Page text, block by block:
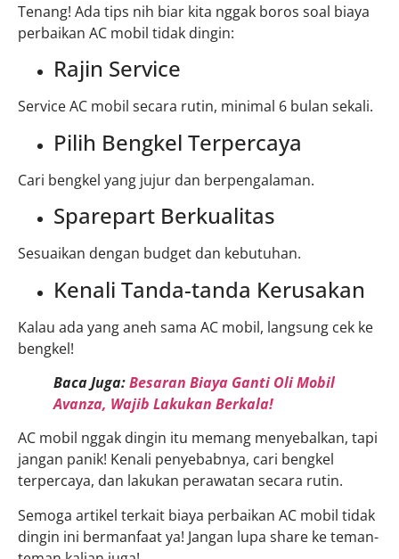
Tenang! Ada tips nih biar kita nggak boros soal biaya
perbaikan AC mobil tidak dingin:
Rajin Service
Service AC mobil secara rutin, minimal 6 bulan sekali.
Pilih Bengkel Terpercaya
Cari bengkel yang jujur dan berpengalaman.
Sparepart Berkualitas
Sesuaikan dengan budget dan kebutuhan.
Kenali Tanda-tanda Kerusakan
Kalau ada yang aneh sama AC mobil, langsung cek ke
bengkel!
Baca Juga:Besaran Biaya Ganti Oli Mobil
Avanza, Wajib Lakukan Berkala!
AC mobil nggak dingin itu memang menyebalkan, tapi
jangan panik! Kenali penyebabnya, cari bengkel
terpercaya, dan lakukan perawatan secara rutin.
Semoga artikel terkait biaya perbaikan AC mobil tidak
dingin ini bermanfaat ya! Jangan lupa share ke teman-